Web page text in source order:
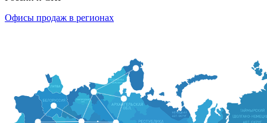
Офисы продаж в регионах